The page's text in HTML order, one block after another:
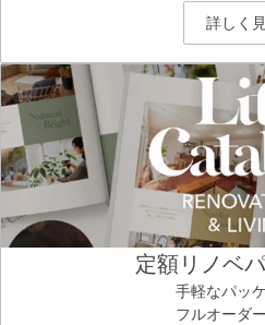
詳しく
定額リノベ
手軽なパッ
フルオーダ